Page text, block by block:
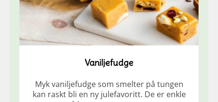
Vaniljefudge
Myk vaniljefudge som smelter på tungen
kan raskt bli en ny julefavoritt. De er enkle